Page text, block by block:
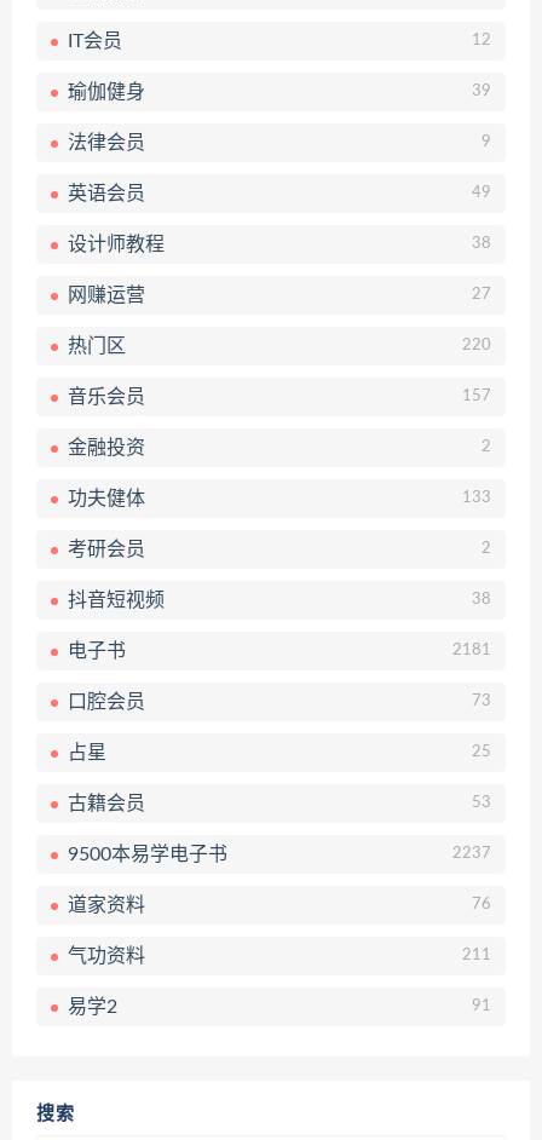
IT会员 12
瑜伽健身 39
法律会员 9
英语会员 49
设计师教程 38
网赚运营 27
热门区 220
音乐会员 157
金融投资 2
功夫健体 133
考研会员 2
抖音短视频 38
电子书 2181
口腔会员 73
占星 25
古籍会员 53
9500本易学电子书 2237
道家资料 76
气功资料 211
易学2 91
搜索